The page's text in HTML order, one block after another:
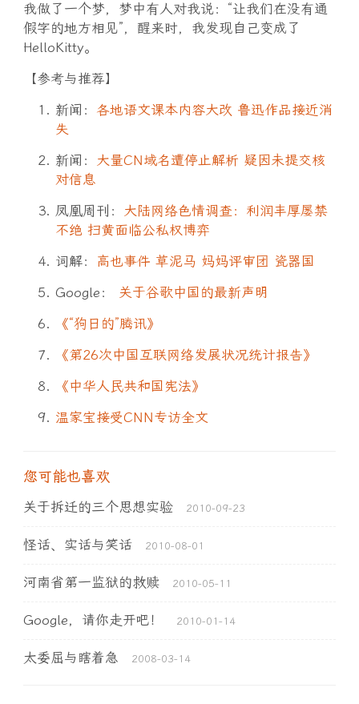
我做了一个梦，梦中有人对我说：“让我们在没有通
假字的地方相见”，醒来时，我发现自己变成了
HelloKitty。
【参考与推荐】
新闻： 各地语文课本内容大改 鲁迅作品接近消
失
新闻： 大量CN域名遭停止解析 疑因未提交核
对信息
凤凰周刊： 大陆网络色情调查：利润丰厚屡禁
不绝 扫黄面临公私权博弈
词解： 高也事件 草泥马 妈妈评审团 瓷器国
Google： 关于谷歌中国的最新声明
《“狗日的”腾讯》
《第26次中国互联网络发展状况统计报告》
《中华人民共和国宪法》
温家宝接受CNN专访全文
您可能也喜欢
关于拆迁的三个思想实验 2010-09-23
怪话、实话与笑话 2010-08-01
河南省第一监狱的救赎 2010-05-11
Google，请你走开吧！ 2010-01-14
太委屈与瞎着急 2008-03-14